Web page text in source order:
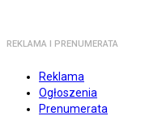
REKLAMA I PRENUMERATA
Reklama
Ogłoszenia
Prenumerata